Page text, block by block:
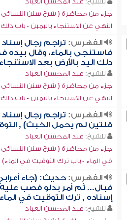
جزء من محاضرة ( شرح سنن النسائي -
النهي عن الاستنجاء باليمين - باب دلك
الفهرس: تراجم رجال
فاستنجى بالماء، وقال بيده
دلك اليد بالأرض بعد الاستنجاء
للشيخ: عبد المحسن العباد
جزء من محاضرة ( شرح سنن النسائي -
النهي عن الاستنجاء باليمين - باب دلك
الفهرس: تراجم رجال
قلتين لم يحمل الخبث) ,
للشيخ: عبد المحسن العباد
جزء من محاضرة ( شرح سنن النسائي -
في الماء - باب ترك التوقيت في الماء)
الفهرس: حديث: (جاء
فبال... ثم أمر بدلو فصب
إسناده , ترك التوقيت في الماء
للشيخ: عبد المحسن العباد